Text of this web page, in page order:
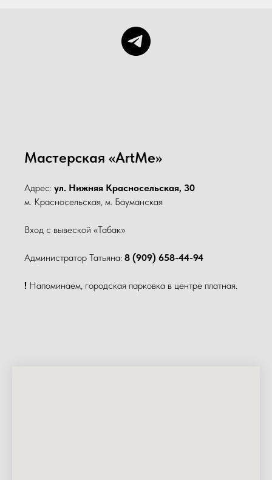
Мастерская «ArtMe»
Адрес: ул. Нижняя Красносельская, 30
м. Красносельская, м. Бауманская
Вход с вывеской «Табак»
Администратор Татьяна: 8 (909) 658-44-94
! Напоминаем, городская парковка в центре платная.